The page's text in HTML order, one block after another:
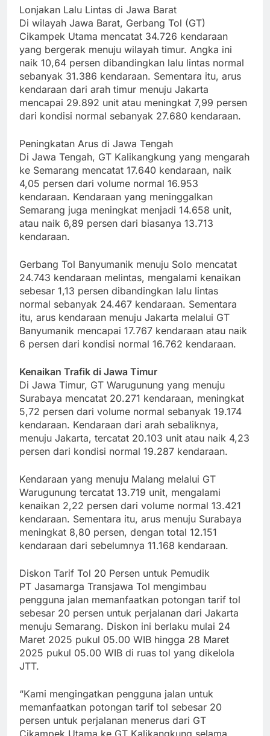
Lonjakan Lalu Lintas di Jawa Barat
Di wilayah Jawa Barat, Gerbang Tol (GT)
Cikampek Utama mencatat 34.726 kendaraan
yang bergerak menuju wilayah timur. Angka ini
naik 10,64 persen dibandingkan lalu lintas normal
sebanyak 31.386 kendaraan. Sementara itu, arus
kendaraan dari arah timur menuju Jakarta
mencapai 29.892 unit atau meningkat 7,99 persen
dari kondisi normal sebanyak 27.680 kendaraan.
Peningkatan Arus di Jawa Tengah
Di Jawa Tengah, GT Kalikangkung yang mengarah
ke Semarang mencatat 17.640 kendaraan, naik
4,05 persen dari volume normal 16.953
kendaraan. Kendaraan yang meninggalkan
Semarang juga meningkat menjadi 14.658 unit,
atau naik 6,89 persen dari biasanya 13.713
kendaraan.
Gerbang Tol Banyumanik menuju Solo mencatat
24.743 kendaraan melintas, mengalami kenaikan
sebesar 1,13 persen dibandingkan lalu lintas
normal sebanyak 24.467 kendaraan. Sementara
itu, arus kendaraan menuju Jakarta melalui GT
Banyumanik mencapai 17.767 kendaraan atau naik
6 persen dari kondisi normal 16.762 kendaraan.
Kenaikan Trafik di Jawa Timur
Di Jawa Timur, GT Warugunung yang menuju
Surabaya mencatat 20.271 kendaraan, meningkat
5,72 persen dari volume normal sebanyak 19.174
kendaraan. Kendaraan dari arah sebaliknya,
menuju Jakarta, tercatat 20.103 unit atau naik 4,23
persen dari kondisi normal 19.287 kendaraan.
Kendaraan yang menuju Malang melalui GT
Warugunung tercatat 13.719 unit, mengalami
kenaikan 2,22 persen dari volume normal 13.421
kendaraan. Sementara itu, arus menuju Surabaya
meningkat 8,80 persen, dengan total 12.151
kendaraan dari sebelumnya 11.168 kendaraan.
Diskon Tarif Tol 20 Persen untuk Pemudik
PT Jasamarga Transjawa Tol mengimbau
pengguna jalan memanfaatkan potongan tarif tol
sebesar 20 persen untuk perjalanan dari Jakarta
menuju Semarang. Diskon ini berlaku mulai 24
Maret 2025 pukul 05.00 WIB hingga 28 Maret
2025 pukul 05.00 WIB di ruas tol yang dikelola
JTT.
“Kami mengingatkan pengguna jalan untuk
memanfaatkan potongan tarif tol sebesar 20
persen untuk perjalanan menerus dari GT